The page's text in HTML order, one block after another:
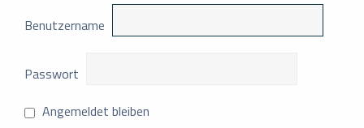
Benutzername
Passwort
Angemeldet bleiben